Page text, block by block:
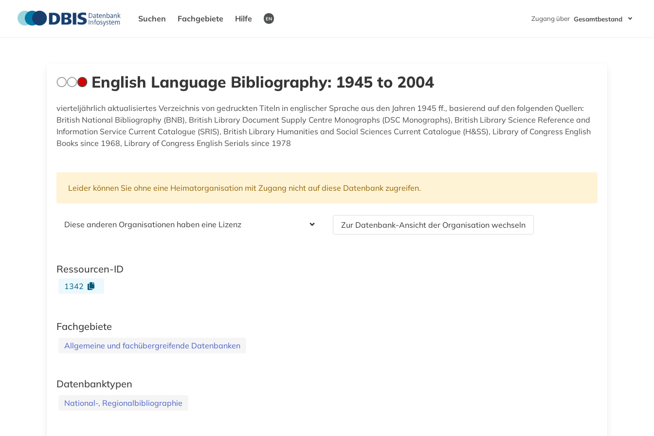
Suchen Fachgebiete Hilfe EN Zugang über Gesamtbestand
English Language Bibliography: 1945 to 2004
vierteljährlich aktualisiertes Verzeichnis von gedruckten Titeln in englischer Sprache aus den Jahren 1945 ff., basierend auf den folgenden Quellen:
British National Bibliography (BNB), British Library Document Supply Centre Monographs (DSC Monographs), British Library Science Reference and
Information Service Current Catalogue (SRIS), British Library Humanities and Social Sciences Current Catalogue (H&SS), Library of Congress English
Books since 1968, Library of Congress English Serials since 1978
Leider können Sie ohne eine Heimatorganisation mit Zugang nicht auf diese Datenbank zugreifen.
Diese anderen Organisationen haben eine Lizenz Zur Datenbank-Ansicht der Organisation wechseln
Ressourcen-ID
1342
Fachgebiete
Allgemeine und fachübergreifende Datenbanken
Datenbanktypen
National-, Regionalbibliographie